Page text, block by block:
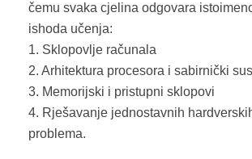
čemu svaka cjelina odgovara
ishoda učenja:
1. Sklopovlje računala
2. Arhitektura procesora i sabirnički
3. Memorijski i pristupni sklopovi
4. Rješavanje jednostavnih
problema.